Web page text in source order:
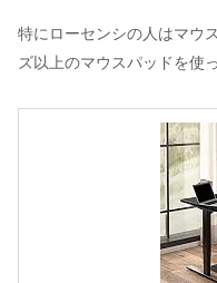
特にローセンシの人はマウ
ズ以上のマウスパッドを使